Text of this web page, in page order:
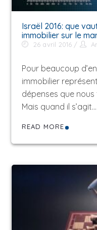
Israël 2016: que
immobilier sur le
26 avril 2016
Pour beaucoup
immobilier
dépenses que
Mais quand il s’agit…
READ MORE